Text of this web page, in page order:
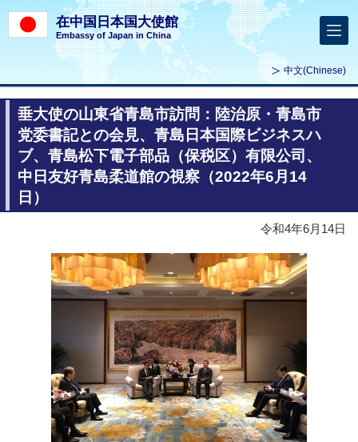
在中国日本国大使館
Embassy of Japan in China
中文(Chinese)
垂大使の山東省青島市訪問：陸治原・青島市
党委書記との会見、青島日本国際ビジネスハ
ブ、青島松下電子部品（保税区）有限公司、
中日友好青島柔道館の視察（2022年6月14
日）
令和4年6月14日